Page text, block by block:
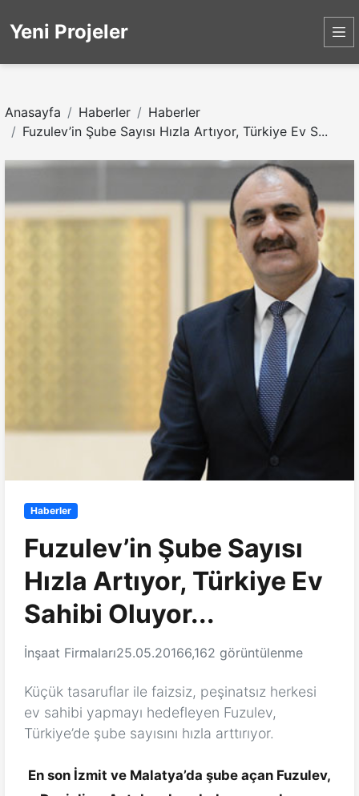
Yeni Projeler
Anasayfa Haberler
Haberler
Fuzulev’in Şube Sayısı Hızla Artıyor, Türkiye Ev S...
Haberler
Fuzulev’in Şube Sayısı
Hızla Artıyor, Türkiye Ev
Sahibi Oluyor...
İnşaat Firmaları25.05.20166,162 görüntülenme
Küçük tasaruflar ile faizsiz, peşinatsız herkesi
ev sahibi yapmayı hedefleyen Fuzulev,
Türkiye’de şube sayısını hızla arttırıyor.
En son İzmit ve Malatya’da şube açan Fuzulev,